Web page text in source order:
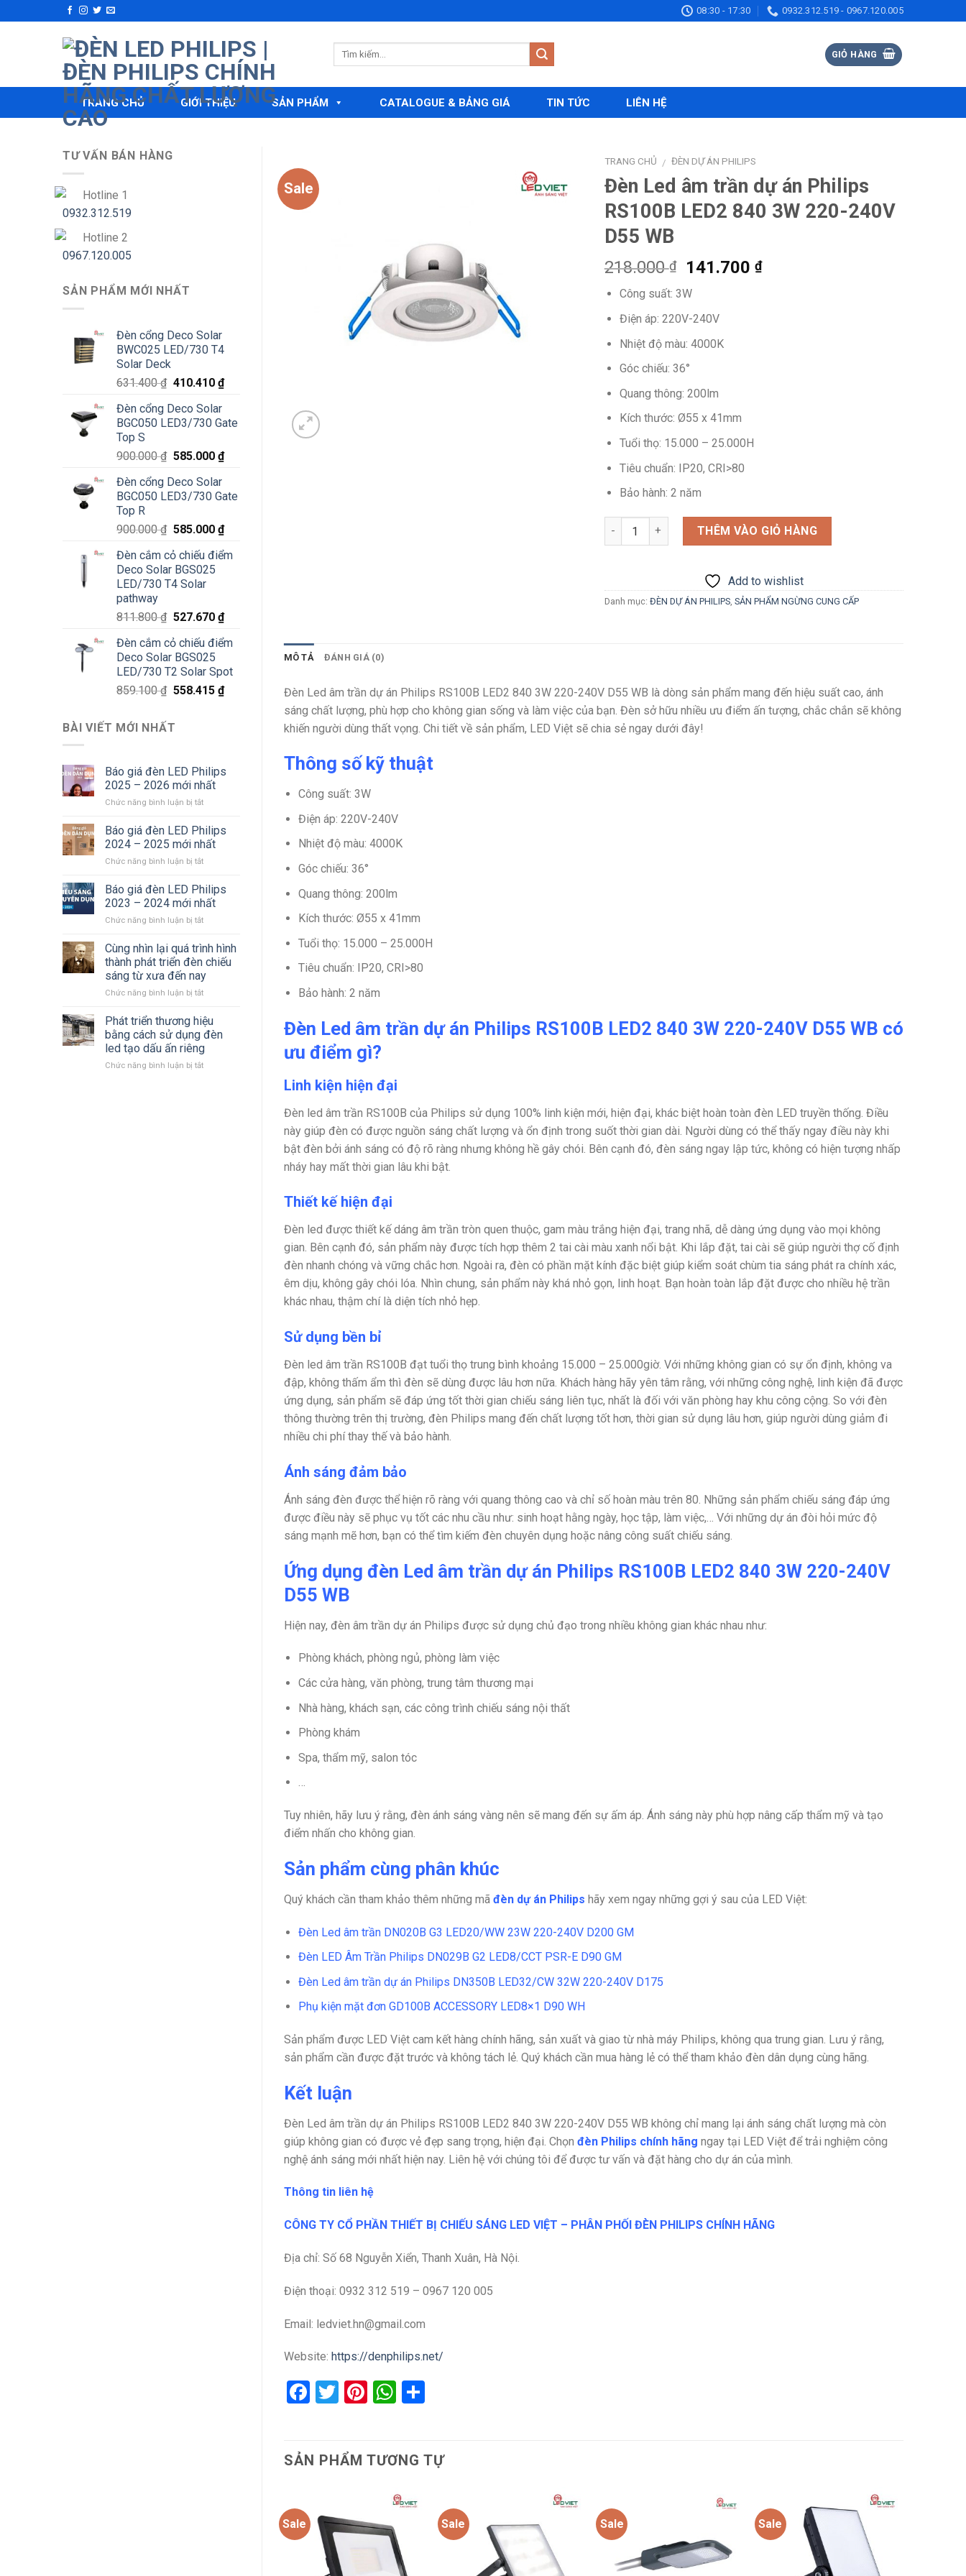
to
08:30 - 17:30 0932.312.519 - 0967.120.005
GIỎ HÀNG
TRANG CHỦ GIỚI THIỆU SẢN PHẨM CATALOGUE & BẢNG GIÁ TIN TỨC LIÊN HỆ
Sale
TRANG CHỦ / ĐÈN DỰ ÁN PHILIPS
Đèn Led âm trần dự án Philips
RS100B LED2 840 3W 220-240V
D55 WB
218.000₫
Giá
gốc
là:
218.000 ₫.
141.700 ₫Giá
Công suất: 3W
Điện áp: 220V-240V
Nhiệt độ màu: 4000K
Góc chiếu: 36°
Quang thông: 200lm
Kích thước: Ø55 x 41mm
Tuổi thọ: 15.000 – 25.000H
Tiêu chuẩn: IP20, CRI>80
Bảo hành: 2 năm
Số lượng THÊM VÀO GIỎ HÀNG
Add to wishlist
Danh mục: ĐÈN DỰ ÁN PHILIPS, SẢN PHẨM NGỪNG CUNG CẤP
MÔ TẢ ĐÁNH GIÁ (0)
Đèn Led âm trần dự án Philips RS100B LED2 840 3W 220-240V D55 WB là dòng sản phẩm mang đến hiệu suất cao, ánh
sáng chất lượng, phù hợp cho không gian sống và làm việc của bạn. Đèn sở hữu nhiều ưu điểm ấn tượng, chắc chắn sẽ không
khiến người dùng thất vọng. Chi tiết về sản phẩm, LED Việt sẽ chia sẻ ngay dưới đây!
Thông số kỹ thuật
Công suất: 3W
Điện áp: 220V-240V
Nhiệt độ màu: 4000K
Góc chiếu: 36°
Quang thông: 200lm
Kích thước: Ø55 x 41mm
Tuổi thọ: 15.000 – 25.000H
Tiêu chuẩn: IP20, CRI>80
Bảo hành: 2 năm
Đèn Led âm trần dự án Philips RS100B LED2 840 3W 220-240V D55 WB có
ưu điểm gì?
Linh kiện hiện đại
Đèn led âm trần RS100B của Philips sử dụng 100% linh kiện mới, hiện đại, khác biệt hoàn toàn đèn LED truyền thống. Điều
này giúp đèn có được nguồn sáng chất lượng và ổn định trong suốt thời gian dài. Người dùng có thể thấy ngay điều này khi
bật đèn bởi ánh sáng có độ rõ ràng nhưng không hề gây chói. Bên cạnh đó, đèn sáng ngay lập tức, không có hiện tượng nhấp
nháy hay mất thời gian lâu khi bật.
Thiết kế hiện đại
Đèn led được thiết kế dáng âm trần tròn quen thuộc, gam màu trắng hiện đại, trang nhã, dễ dàng ứng dụng vào mọi không
gian. Bên cạnh đó, sản phẩm này được tích hợp thêm 2 tai cài màu xanh nổi bật. Khi lắp đặt, tai cài sẽ giúp người thợ cố định
đèn nhanh chóng và vững chắc hơn. Ngoài ra, đèn có phần mặt kính đặc biệt giúp kiểm soát chùm tia sáng phát ra chính xác,
êm dịu, không gây chói lóa. Nhìn chung, sản phẩm này khá nhỏ gọn, linh hoạt. Bạn hoàn toàn lắp đặt được cho nhiều hệ trần
khác nhau, thậm chí là diện tích nhỏ hẹp.
Sử dụng bền bỉ
Đèn led âm trần RS100B đạt tuổi thọ trung bình khoảng 15.000 – 25.000giờ. Với những không gian có sự ổn định, không va
đập, không thấm ẩm thì đèn sẽ dùng được lâu hơn nữa. Khách hàng hãy yên tâm rằng, với những công nghệ, linh kiện đã được
ứng dụng, sản phẩm sẽ đáp ứng tốt thời gian chiếu sáng liên tục, nhất là đối với văn phòng hay khu công cộng. So với đèn
thông thường trên thị trường, đèn Philips mang đến chất lượng tốt hơn, thời gian sử dụng lâu hơn, giúp người dùng giảm đi
nhiều chi phí thay thế và bảo hành.
Ánh sáng đảm bảo
Ánh sáng đèn được thể hiện rõ ràng với quang thông cao và chỉ số hoàn màu trên 80. Những sản phẩm chiếu sáng đáp ứng
được điều này sẽ phục vụ tốt các nhu cầu như: sinh hoạt hằng ngày, học tập, làm việc,… Với những dự án đòi hỏi mức độ
sáng mạnh mẽ hơn, bạn có thể tìm kiếm đèn chuyên dụng hoặc nâng công suất chiếu sáng.
Ứng dụng đèn Led âm trần dự án Philips RS100B LED2 840 3W 220-240V
D55 WB
Hiện nay, đèn âm trần dự án Philips được sử dụng chủ đạo trong nhiều không gian khác nhau như:
Phòng khách, phòng ngủ, phòng làm việc
Các cửa hàng, văn phòng, trung tâm thương mại
Nhà hàng, khách sạn, các công trình chiếu sáng nội thất
Phòng khám
Spa, thẩm mỹ, salon tóc
…
Tuy nhiên, hãy lưu ý rằng, đèn ánh sáng vàng nên sẽ mang đến sự ấm áp. Ánh sáng này phù hợp nâng cấp thẩm mỹ và tạo
điểm nhấn cho không gian.
Sản phẩm cùng phân khúc
Quý khách cần tham khảo thêm những mã đèn dự án Philips hãy xem ngay những gợi ý sau của LED Việt:
Đèn Led âm trần DN020B G3 LED20/WW 23W 220-240V D200 GM
Đèn LED Âm Trần Philips DN029B G2 LED8/CCT PSR-E D90 GM
Đèn Led âm trần dự án Philips DN350B LED32/CW 32W 220-240V D175
Phụ kiện mặt đơn GD100B ACCESSORY LED8×1 D90 WH
Sản phẩm được LED Việt cam kết hàng chính hãng, sản xuất và giao từ nhà máy Philips, không qua trung gian. Lưu ý rằng,
sản phẩm cần được đặt trước và không tách lẻ. Quý khách cần mua hàng lẻ có thể tham khảo đèn dân dụng cùng hãng.
Kết luận
Đèn Led âm trần dự án Philips RS100B LED2 840 3W 220-240V D55 WB không chỉ mang lại ánh sáng chất lượng mà còn
giúp không gian có được vẻ đẹp sang trọng, hiện đại. Chọn đèn Philips chính hãng ngay tại LED Việt để trải nghiệm công
nghệ ánh sáng mới nhất hiện nay. Liên hệ với chúng tôi để được tư vấn và đặt hàng cho dự án của mình.
Thông tin liên hệ
CÔNG TY CỔ PHẦN THIẾT BỊ CHIẾU SÁNG LED VIỆT – PHÂN PHỐI ĐÈN PHILIPS CHÍNH HÃNG
Địa chỉ: Số 68 Nguyễn Xiển, Thanh Xuân, Hà Nội.
Điện thoại: 0932 312 519 – 0967 120 005
Email: ledviet.hn@gmail.com
Website: https://denphilips.net/
Facebook
Twitter
Pinterest
WhatsApp
Share
SẢN PHẨM TƯƠNG TỰ
Sale
Add to
wishlist
Sale
Add to
wishlist
Sale
Add to
wishlist
Sale
Add to
wishlist
TƯ VẤN BÁN HÀNG
Hotline 1
0932.312.519
Hotline 2
0967.120.005
SẢN PHẨM MỚI NHẤT
Đèn cổng Deco Solar
BWC025 LED/730 T4
Solar Deck
631.400₫ Giá
là:
631.400 ₫.
410.410 ₫Giá
là:
Đèn cổng Deco Solar
BGC050 LED3/730 Gate
Top S
900.000₫ Giá
là:
900.000 ₫.
585.000 ₫Giá
là:
Đèn cổng Deco Solar
BGC050 LED3/730 Gate
Top R
900.000₫ Giá
là:
900.000 ₫.
585.000 ₫Giá
tại
Đèn cắm cỏ chiếu điểm
Deco Solar BGS025
LED/730 T4 Solar
pathway
811.800₫ Giá
là:
811.800 ₫.
527.670 ₫Giá
tại
527.670 ₫.
Đèn cắm cỏ chiếu điểm
Deco Solar BGS025
LED/730 T2 Solar Spot
859.100₫ Giá
859.100 ₫.
558.415 ₫Giá
BÀI VIẾT MỚI NHẤT
Báo giá đèn LED Philips
2025 – 2026 mới nhất
Chức năng bình luận bị tắtở
giá
đèn
LED
Philips
–
2026
nhất
Báo giá đèn LED Philips
2024 – 2025 mới nhất
Chức năng bình luận bị tắtở
giá
đèn
LED
Philips
–
2025
nhất
Báo giá đèn LED Philips
2023 – 2024 mới nhất
Chức năng bình luận bị tắtở
giá
đèn
LED
Philips
2023
2024 mới
nhất
Cùng nhìn lại quá trình hình
thành phát triển đèn chiếu
sáng từ xưa đến nay
Chức năng bình luận bị tắtở
nhìn
lại
quá
trình
hình
Phát triển thương hiệu
bằng cách sử dụng đèn
led tạo dấu ấn riêng
Chức năng bình luận bị tắtở